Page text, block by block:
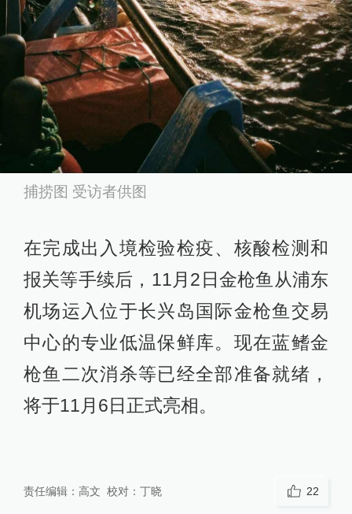
捕捞图 受访者供图
在完成出入境检验检疫、核酸检测和
报关等手续后，11月2日金枪鱼从浦东
机场运入位于长兴岛国际金枪鱼交易
中心的专业低温保鲜库。现在蓝鳍金
枪鱼二次消杀等已经全部准备就绪，
将于11月6日正式亮相。
责任编辑： 高文 校对： 丁晓 22